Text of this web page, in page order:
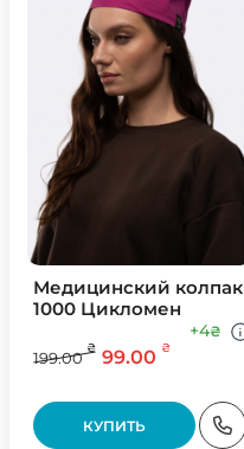
Медицинский колпак
1000 Цикломен
199.00
₴ 99.00 ₴
+4₴
КУПИТЬ